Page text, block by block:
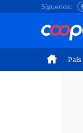
Síguenos:
País